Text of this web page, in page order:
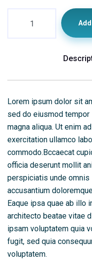
Lorem ipsum dolor sit
sed do eiusmod
magna aliqua. Ut enim
exercitation ullamco
commodo.Bccaecat
officia deserunt mollit
perspiciatis unde
accusantium
Eaque ipsa quae ab illo
architecto beatae vitae
ipsam voluptatem quia
fugit, sed quia
voluptatem.